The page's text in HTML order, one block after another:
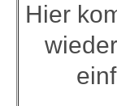
Hier